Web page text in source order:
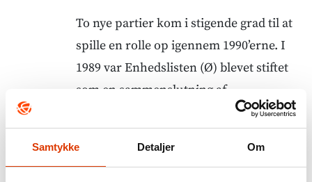
Samtykke Detaljer Om
To nye partier kom i stigende grad til at
spille en rolle op igennem 1990’erne. I
1989 var Enhedslisten (Ø) blevet stiftet
som en sammenslutning af
venstrefløjspartierne Danmarks
Arbejderparti (SAP) og